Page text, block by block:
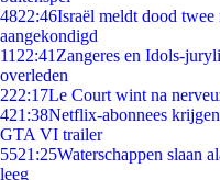
4822:46Israël meldt dood
aangekondigd
11 22:41 Zangeres en Idols-
overleden
222:17Le Court wint na
421:38Netflix-abonnees
GTA VI trailer
5521:25Waterschappen slaan
leeg